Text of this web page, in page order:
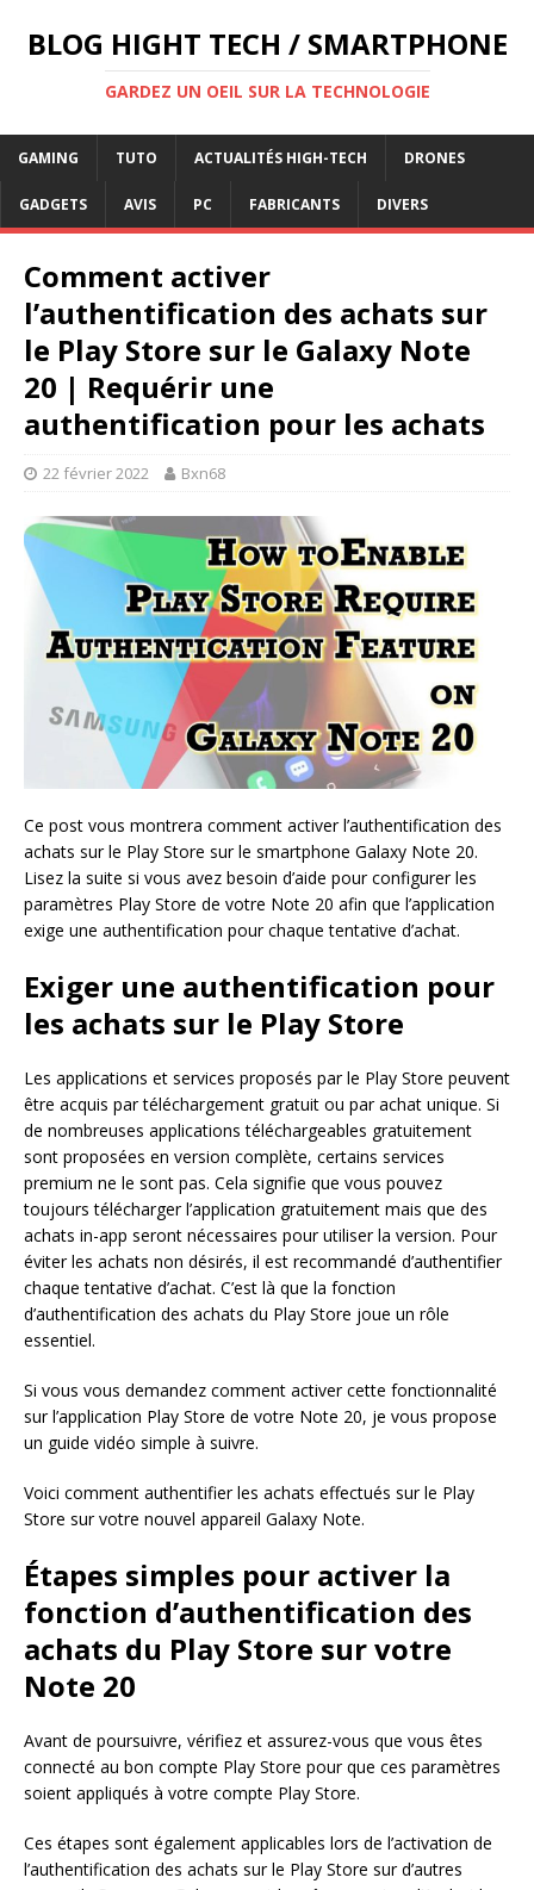
BLOG HIGHT TECH / SMARTPHONE
GARDEZ UN OEIL SUR LA TECHNOLOGIE
GAMING TUTO ACTUALITÉS HIGH-TECH DRONES
GADGETS AVIS PC FABRICANTS DIVERS
Comment activer
l’authentification des achats sur
le Play Store sur le Galaxy Note
20 | Requérir une
authentification pour les achats
22 février 2022 Bxn68
Ce post vous montrera comment activer l’authentification des
achats sur le Play Store sur le smartphone Galaxy Note 20.
Lisez la suite si vous avez besoin d’aide pour configurer les
paramètres Play Store de votre Note 20 afin que l’application
exige une authentification pour chaque tentative d’achat.
Exiger une authentification pour
les achats sur le Play Store
Les applications et services proposés par le Play Store peuvent
être acquis par téléchargement gratuit ou par achat unique. Si
de nombreuses applications téléchargeables gratuitement
sont proposées en version complète, certains services
premium ne le sont pas. Cela signifie que vous pouvez
toujours télécharger l’application gratuitement mais que des
achats in-app seront nécessaires pour utiliser la version. Pour
éviter les achats non désirés, il est recommandé d’authentifier
chaque tentative d’achat. C’est là que la fonction
d’authentification des achats du Play Store joue un rôle
essentiel.
Si vous vous demandez comment activer cette fonctionnalité
sur l’application Play Store de votre Note 20, je vous propose
un guide vidéo simple à suivre.
Voici comment authentifier les achats effectués sur le Play
Store sur votre nouvel appareil Galaxy Note.
Étapes simples pour activer la
fonction d’authentification des
achats du Play Store sur votre
Note 20
Avant de poursuivre, vérifiez et assurez-vous que vous êtes
connecté au bon compte Play Store pour que ces paramètres
soient appliqués à votre compte Play Store.
Ces étapes sont également applicables lors de l’activation de
l’authentification des achats sur le Play Store sur d’autres